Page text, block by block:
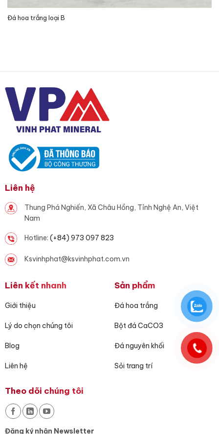
Đá hoa trắng loại B
Liên hệ
Thung Phá Nghiến, Xã Châu Hồng, Tỉnh Nghệ An, Việt
Nam
Hotline: (+84) 973 097 823
Ksvinhphat@ksvinhphat.com.vn
Liên kết nhanh
Giới thiệu
Lý do chọn chúng tôi
Blog
Liên hệ
Sản phẩm
Đá hoa trắng
Bột đá CaCO3
Đá nguyên khối
Sỏi trang trí
Theo dõi chúng tôi
Đăng ký nhận Newsletter